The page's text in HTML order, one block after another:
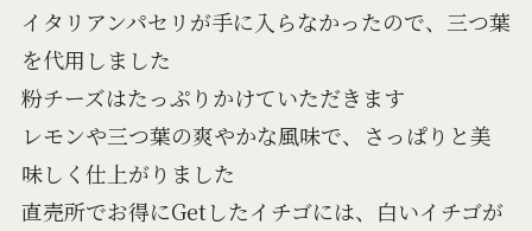
イタリアンパセリが手に入らなかったので、三つ葉
を代用しました
粉チーズはたっぷりかけていただきます
レモンや三つ葉の爽やかな風味で、さっぱりと美
味しく仕上がりました
直売所でお得にGetしたイチゴには、白いイチゴが